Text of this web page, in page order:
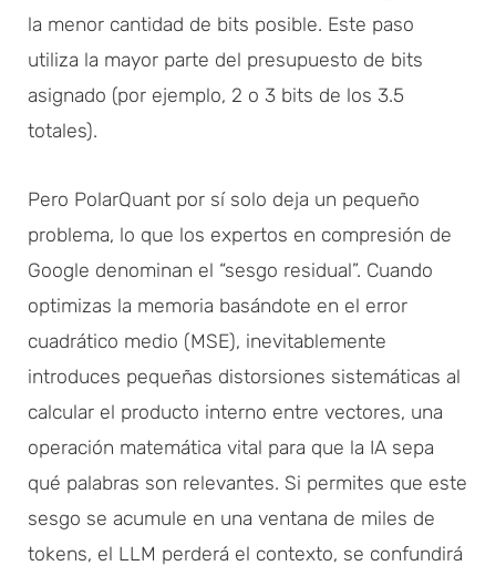
la menor cantidad de bits posible. Este paso
utiliza la mayor parte del presupuesto de bits
asignado (por ejemplo, 2 o 3 bits de los 3.5
totales).
Pero PolarQuant por sí solo deja un pequeño
problema, lo que los expertos en compresión de
Google denominan el “sesgo residual”. Cuando
optimizas la memoria basándote en el error
cuadrático medio (MSE), inevitablemente
introduces pequeñas distorsiones sistemáticas al
calcular el producto interno entre vectores, una
operación matemática vital para que la IA sepa
qué palabras son relevantes. Si permites que este
sesgo se acumule en una ventana de miles de
tokens, el LLM perderá el contexto, se confundirá